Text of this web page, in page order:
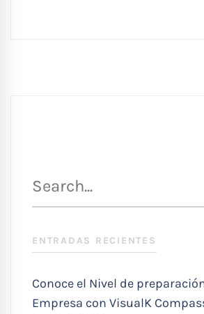
para
ENTRADAS RECIENTES
Conoce el Nivel de
Empresa con VisualK